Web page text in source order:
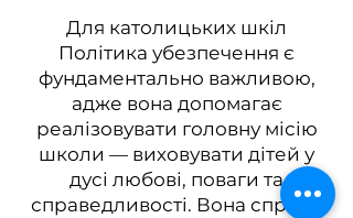
Для католицьких шкіл
Політика убезпечення є
фундаментально важливою,
адже вона допомагає
реалізовувати головну місію
школи — виховувати дітей у
дусі любові, поваги та
справедливості. Вона сприяє